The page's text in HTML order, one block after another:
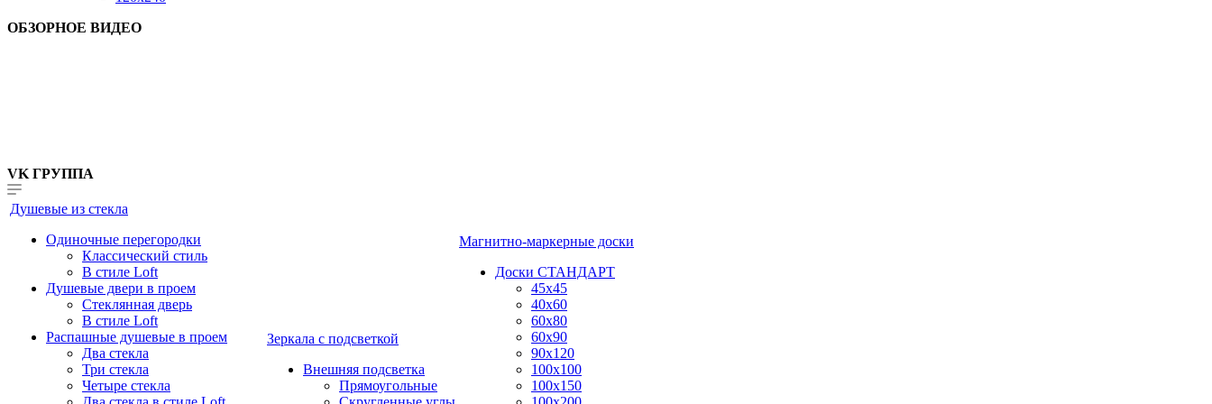
ОБЗОРНОЕ ВИДЕО
VK ГРУППА
Душевые из стекла
Одиночные перегородки
Классический стиль
В стиле Loft
Душевые двери в проем
Стеклянная дверь
В стиле Loft
Распашные душевые в проем
Два стекла
Три стекла
Четыре стекла
Зеркала с подсветкой
Внешняя подсветка
Прямоугольные
Магнитно-маркерные доски
Доски СТАНДАРТ
45x45
40x60
60x80
60x90
90x120
100x100
100x150